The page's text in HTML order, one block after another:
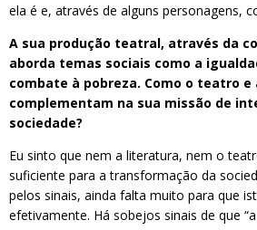
ela é e, através de alguns personagens,
A sua produção teatral, através da
aborda temas sociais como a
combate à pobreza. Como o teatro
complementam na sua missão de
sociedade?
Eu sinto que nem a literatura, nem o
suficiente para a transformação da
pelos sinais, ainda falta muito para que
efetivamente. Há sobejos sinais de que